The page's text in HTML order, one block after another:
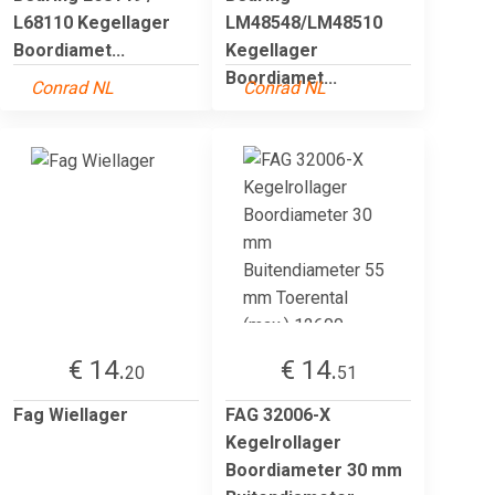
L68110 Kegellager
Boordiamet...
Conrad NL
LM48548/LM48510
Kegellager
Boordiamet...
Conrad NL
€ 14.20
Fag Wiellager
€ 14.51
FAG 32006-X
Kegelrollager
Boordiameter 30 mm